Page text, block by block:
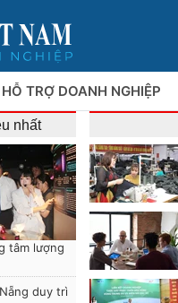
HỖ TRỢ DOANH NGHIỆP
nhất
tâm lượng
duy trì